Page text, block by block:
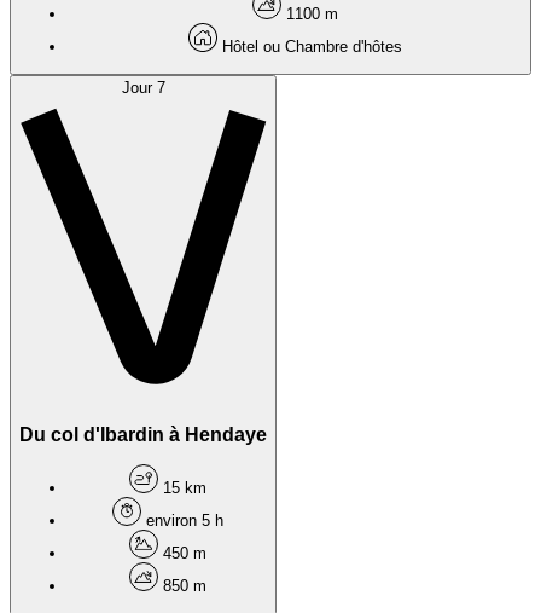
1100 m
Hôtel ou Chambre d'hôtes
Jour 7
Du col d'Ibardin à Hendaye
15 km
environ 5 h
450 m
850 m